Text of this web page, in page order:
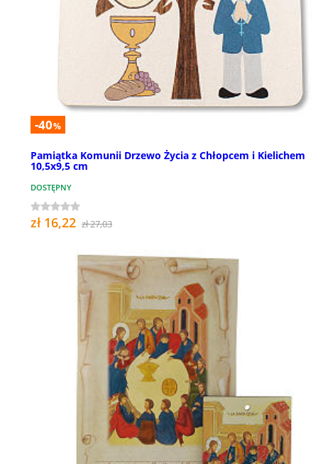
-40%
Pamiątka Komunii Drzewo Życia z Chłopcem i Kielichem
10,5x9,5 cm
DOSTĘPNY
zł 16,22 zł 27,03